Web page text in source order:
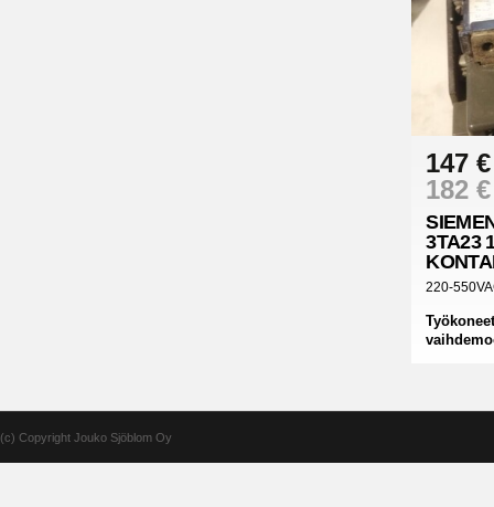
147 €
182 €
3TA23
220-
(c) Copyright Jouko Sjöblom Oy